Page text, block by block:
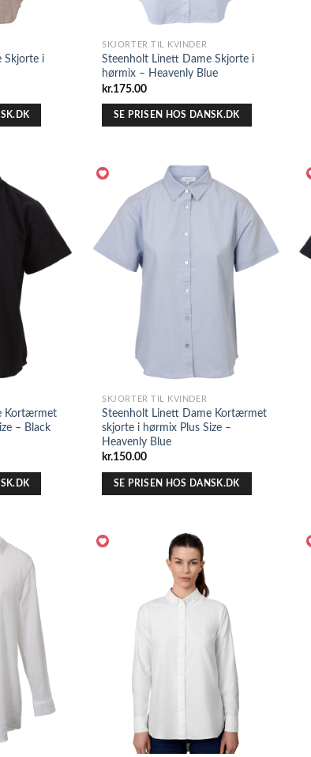
Skjorte i
SKJORTER TIL KVINDER
Steenholt Linett Dame Skjorte i
hørmix – Heavenly Blue
kr.175.00
SE PRISEN HOS DANSK.DK
Kortærmet
– Black
SKJORTER TIL KVINDER
Steenholt Linett Dame Kortærmet
skjorte i hørmix Plus Size –
Heavenly Blue
kr.150.00
SE PRISEN HOS DANSK.DK